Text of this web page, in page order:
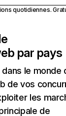
quotidiennes.
par pays
le monde
de vos
les
de